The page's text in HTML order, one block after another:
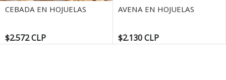
CEBADA EN HOJUELAS
$2.572 CLP
AVENA EN HOJUELAS
$2.130 CLP